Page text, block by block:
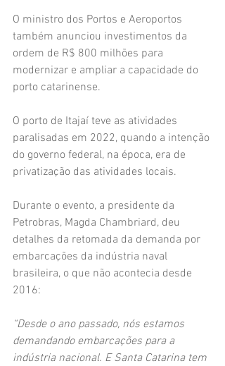
O ministro dos Portos e Aeroportos
também anunciou investimentos da
ordem de R$ 800 milhões para
modernizar e ampliar a capacidade do
porto catarinense.
O porto de Itajaí teve as atividades
paralisadas em 2022, quando a intenção
do governo federal, na época, era de
privatização das atividades locais.
Durante o evento, a presidente da
Petrobras, Magda Chambriard, deu
detalhes da retomada da demanda por
embarcações da indústria naval
brasileira, o que não acontecia desde
2016:
“Desde o ano passado, nós estamos
demandando embarcações para a
indústria nacional. E Santa Catarina tem